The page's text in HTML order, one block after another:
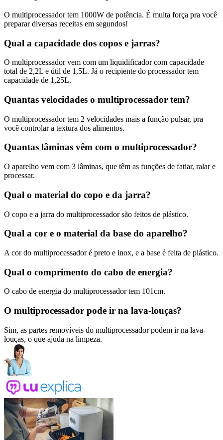
O multiprocessador tem 1000W de potência. É muita força pra você
preparar diversas receitas em segundos!
Qual a capacidade dos copos e jarras?
O multiprocessador vem com um liquidificador com capacidade
total de 2,2L e útil de 1,5L. Já o recipiente do processador tem
capacidade de 1,25L.
Quantas velocidades o multiprocessador tem?
O multiprocessador tem 2 velocidades mais a função pulsar, pra
você controlar a textura dos alimentos.
Quantas lâminas vêm com o multiprocessador?
O aparelho vem com 3 lâminas, que têm as funções de fatiar, ralar e
processar.
Qual o material do copo e da jarra?
O copo e a jarra do multiprocessador são feitos de plástico.
Qual a cor e o material da base do aparelho?
A cor do multiprocessador é preto e inox, e a base é feita de plástico.
Qual o comprimento do cabo de energia?
O cabo de energia do multiprocessador tem 101cm.
O multiprocessador pode ir na lava-louças?
Sim, as partes removíveis do multiprocessador podem ir na lava-
louças, o que ajuda na limpeza.